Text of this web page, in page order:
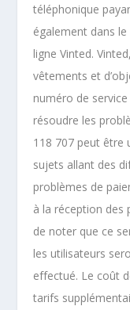
téléphonique
également dans
ligne Vinted.
vêtements et
numéro de
résoudre les
118 707 peut être
sujets allant des
problèmes de
à la réception des
de noter que ce
les utilisateurs
effectué. Le coût
tarifs